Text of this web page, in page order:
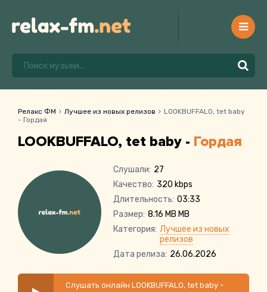
Релакс ФМ Лучшее из новых релизов
LOOKBUFFALO, tet baby
- Гордая
LOOKBUFFALO, tet baby - Гордая
Слушали: 27
Качество: 320 kbps
Длительность: 03:33
Размер: 8.16 MB MB
Категория: Лучшее из новых
релизов
Дата релиза: 26.06.2026
Слушать онлайн LOOKBUFFALO, tet baby -